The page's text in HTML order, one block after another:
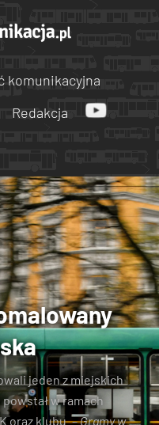
komunikacyjna
Redakcja
jeden z miejskich
w ramach
oraz klubu. –Gramy w